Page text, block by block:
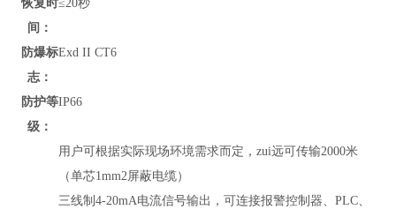
恢复时
间：
≤20秒
防爆标
志：
Exd II CT6
防护等
级：
IP66
用户可根据实际现场环境需求而定，zui远可传输2000米
（单芯1mm2屏蔽电缆）
三线制4-20mA电流信号输出，可连接报警控制器、PLC、